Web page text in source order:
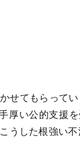
せてもらって
厚い公的支援
うした根強い不